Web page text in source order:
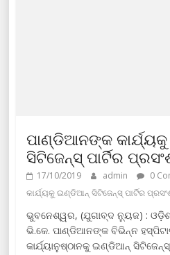
ପାଣ୍ଡିଆନଙ୍କ
ସିଟିଜେନ୍‌ସ୍ ପାର୍ଟିର
17/10/2019 admin 0
କାର୍ଯ୍ୟକୁ ଇଣ୍ଡିଆନ୍ ସିଟିଜେନ୍‌ସ୍ ପାର୍ଟିର
ଭୁବନେଶ୍ୱର, (ଯୁଗାବ୍ଦ ନ୍ୟୁଜ) :
ଭି.କେ. ପାଣ୍ଡିଆନଙ୍କ ବିଭିନ୍ନ
କାର୍ଯ୍ୟାନୁଷ୍ଠାନକୁ ଇଣ୍ଡିଆନ୍ ସିଟିଜେନ୍‌ସ୍